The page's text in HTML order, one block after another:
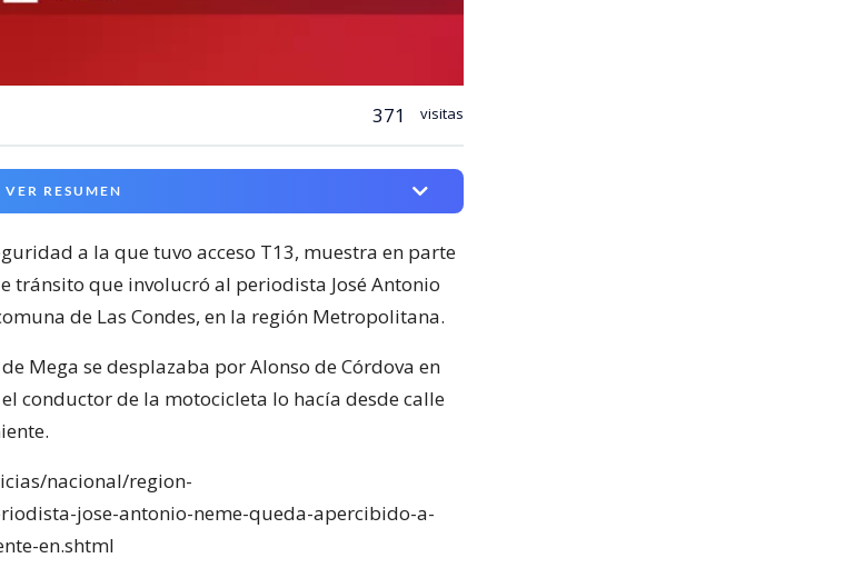
371 visitas
VER RESUMEN
a la que tuvo acceso T13, muestra en parte
tránsito que involucró al periodista José Antonio
de Las Condes, en la región Metropolitana.
Mega se desplazaba por Alonso de Córdova en
conductor de la motocicleta lo hacía desde calle
nacional/region-
jose-antonio-neme-queda-apercibido-a-
en.shtml